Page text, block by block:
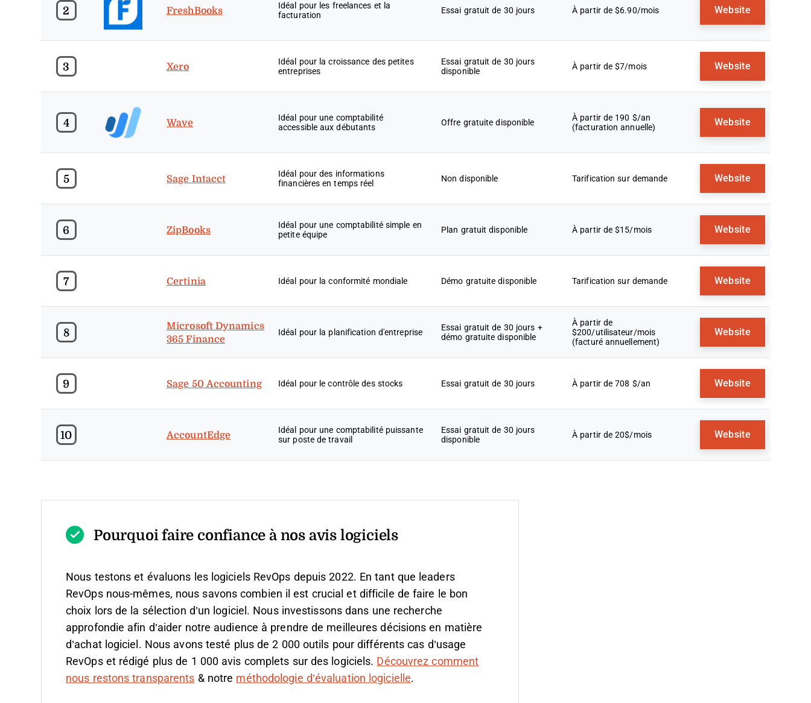
2 FreshBooks
Idéal pour les freelances et la
facturation
Essai gratuit de 30 jours À partir de $6.90/mois Website
3 Xero
Idéal pour la croissance des petites
entreprises
Essai gratuit de 30 jours
disponible
À partir de $7/mois Website
4 Wave
Idéal pour une comptabilité
accessible aux débutants
Offre gratuite disponible
À partir de 190 $/an
(facturation annuelle)
Website
5 Sage Intacct
Idéal pour des informations
financières en temps réel
Non disponible Tarification sur demande Website
6 ZipBooks
Idéal pour une comptabilité simple en
petite équipe
Plan gratuit disponible À partir de $15/mois Website
7 Certinia Idéal pour la conformité mondiale Démo gratuite disponible Tarification sur demande Website
8
Microsoft Dynamics
365 Finance
Idéal pour la planification d'entreprise
Essai gratuit de 30 jours +
démo gratuite disponible
À partir de
$200/utilisateur/mois
(facturé annuellement)
Website
9 Sage 50 Accounting Idéal pour le contrôle des stocks Essai gratuit de 30 jours À partir de 708 $/an Website
10 AccountEdge
Idéal pour une comptabilité puissante
sur poste de travail
Essai gratuit de 30 jours
disponible
À partir de 20$/mois Website
Pourquoi faire confiance à nos avis logiciels
Nous testons et évaluons les logiciels RevOps depuis 2022. En tant que leaders
RevOps nous-mêmes, nous savons combien il est crucial et difficile de faire le bon
choix lors de la sélection d’un logiciel. Nous investissons dans une recherche
approfondie afin d’aider notre audience à prendre de meilleures décisions en matière
d’achat logiciel. Nous avons testé plus de 2 000 outils pour différents cas d’usage
RevOps et rédigé plus de 1 000 avis complets sur des logiciels. Découvrez comment
nous restons transparents & notre méthodologie d’évaluation logicielle.